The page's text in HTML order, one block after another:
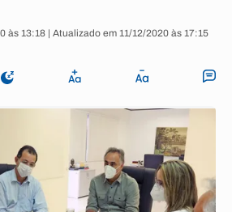
às 13:18 | Atualizado em 11/12/2020 às 17:15